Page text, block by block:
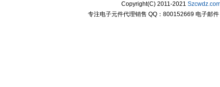
Copyright(C) 2011-2021
专注电子元件代理销售 QQ：800152669 电子邮